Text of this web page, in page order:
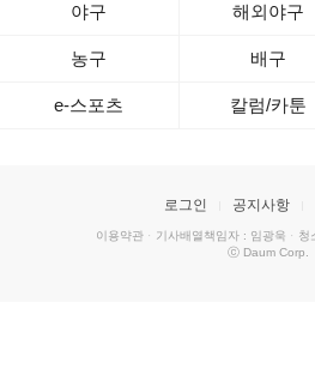
야구 해외야구
농구 배구
e-스포츠 칼럼/카툰
로그인 공지사항
이용약관 · 기사배열책임자 : 임광욱 · 청
ⓒ Daum Corp.